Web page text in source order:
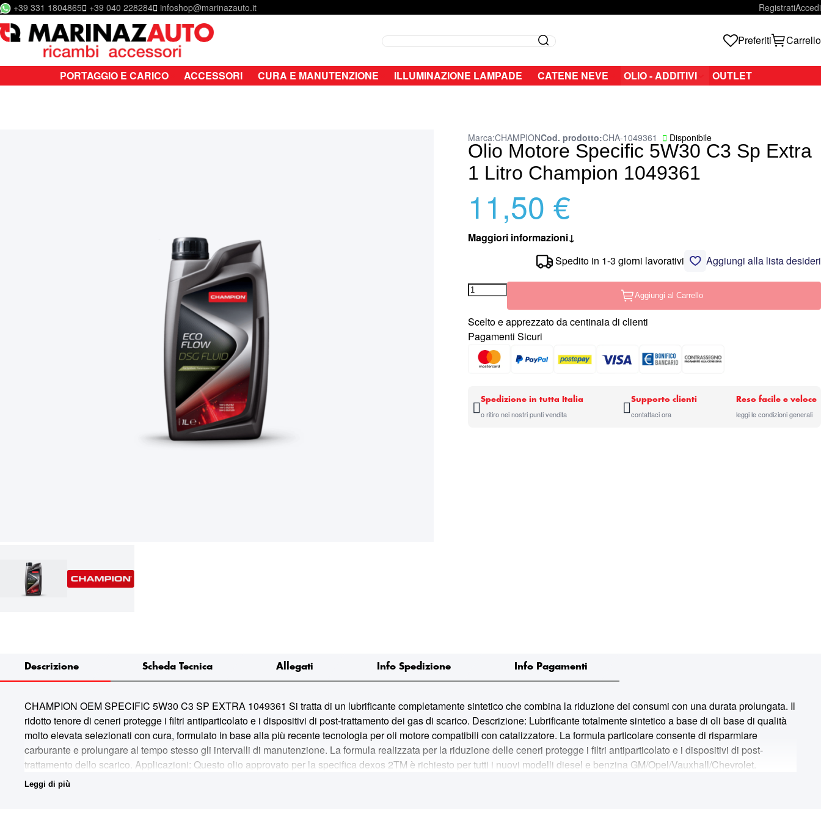
Salta al contenuto
+39 331 1804865 +39 040 228284 infoshop@marinazauto.it RegistratiAccedi
Search Search Preferiti Carrello
PORTAGGIO E CARICO ACCESSORI CURA E MANUTENZIONE ILLUMINAZIONE LAMPADE CATENE NEVE OLIO - ADDITIVI OUTLET
Olio Motore Specific 5W30 C3 Sp Extra
1 Litro Champion 1049361
Disponibile
Marca:CHAMPIONCod. prodotto CHA-1049361
11,50 €
Maggiori informazioni↓
Aggiungi alla lista desideri
Spedito in 1-3 giorni lavorativi
Aggiungi al Carrello
Scelto e apprezzato da centinaia di clienti
Pagamenti Sicuri
Spedizione in tutta Italia
o ritiro nei nostri punti vendita
Supporto clienti
contattaci ora
Reso facile e veloce
leggi le condizioni generali
Descrizione
CHAMPION OEM SPECIFIC 5W30 C3 SP EXTRA 1049361 Si tratta di un lubrificante completamente sintetico che combina la riduzione dei consumi con una durata prolungata. Il
ridotto tenore di ceneri protegge i filtri antiparticolato e i dispositivi di post-trattamento dei gas di scarico. Descrizione: Lubrificante totalmente sintetico a base di oli base di qualità
molto elevata selezionati con cura, formulato in base alla più recente tecnologia per oli motore compatibili con catalizzatore. La formula particolare consente di risparmiare
carburante e prolungare al tempo stesso gli intervalli di manutenzione. La formula realizzata per la riduzione delle ceneri protegge i filtri antiparticolato e i dispositivi di post-
trattamento dello scarico. Applicazioni: Questo olio approvato per la specifica dexos 2TM è richiesto per tutti i nuovi modelli diesel e benzina GM/Opel/Vauxhall/Chevrolet.
GM/Opel ha inoltre reso noto che la specifica dexos 2TM è retrocompatibile con le precedenti specifiche GM/Opel (GM-LL-A-025 e GM-B-LL-025). La maggior parte dei veicoli
Leggi di più
Scheda Tecnica Allegati Info Spedizione Info Pagamenti